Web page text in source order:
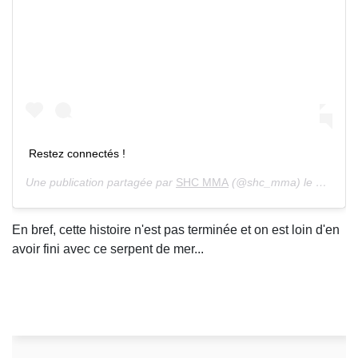
Restez connectés !
Une publication partagée par SHC MMA (@shc_mma) le 16 Août 2019 à 12 :48 PDT
En bref, cette histoire n'est pas terminée et on est loin d'en
avoir fini avec ce serpent de mer...